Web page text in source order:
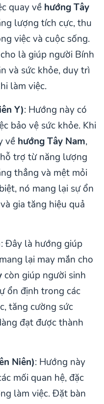
quay về hướng Tây
lượng tích cực, thu
việc và cuộc sống.
là giúp người Bính
và sức khỏe, duy trì
làm việc.
Y): Hướng này có
bảo vệ sức khỏe. Khi
về hướng Tây Nam,
trợ từ năng lượng
thẳng và mệt mỏi
nó mang lại sự ổn
gia tăng hiệu quả
: Đây là hướng giúp
lại may mắn cho
còn giúp người sinh
ổn định trong các
tăng cường sức
đạt được thành
Niên): Hướng này
mối quan hệ, đặc
làm việc. Đặt bàn